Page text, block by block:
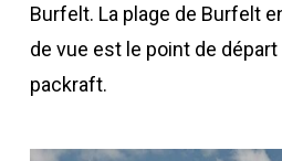
Burfelt. La plage de Burfelt
de vue est le point de
packraft.